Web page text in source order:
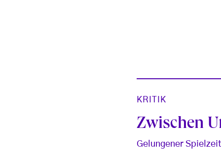
KRITIK
Zwischen
Gelungener